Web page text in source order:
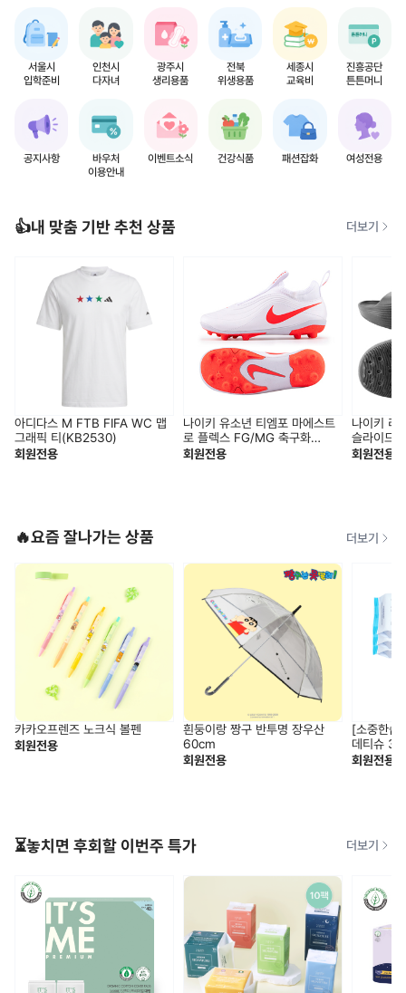
서울시
입학준비
인천시
다자녀
광주시
생리용품
전북
위생용품
세종시
교육비
진흥공단
튼튼머니
공지사항
바우처
이용안내
이벤트소식 건강식품 패션잡화 여성전용
👍내 맞춤 기반 추천 상품 더보기
아디다스 M FTB FIFA WC 맵
그래픽 티(KB2530)
회원전용
나이키 유소년 티엠포 마에스트
로 플렉스 FG/MG 축구화
(IB5029-100)
회원전용
나이키 리
슬라이드
001)
회원전용
🔥요즘 잘나가는 상품 더보기
카카오프렌즈 노크식 볼펜
회원전용
흰둥이랑 짱구 반투명 장우산
60cm
회원전용
[소중한습
데티슈
회원전용
⏳놓치면 후회할 이번주 특가 더보기